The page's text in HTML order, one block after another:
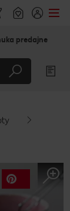
predajne